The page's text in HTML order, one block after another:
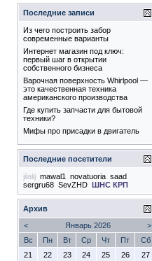
Последние записи
Из чего построить забор
современные варианты
Интернет магазин под ключ:
первый шаг в открытии
собственного бизнеса
Варочная поверхность Whirlpool —
это качественная техника
американского производства
Где купить запчасти для бытовой
техники?
Мифы про присадки в двигатель
Последние посетители
jilalij mawal1 novatuoria saad
sergru68 SevZHD ШНС КРП
Архив
<
>
Январь 2026
Вс
Пн Вт Ср Чт Пт
Сб
21
22 23 24 25 26
27